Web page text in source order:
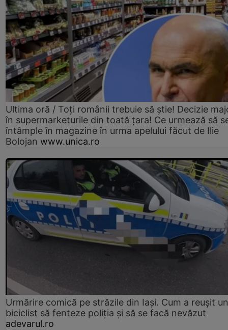
Ultima oră / Toți românii trebuie să știe! Decizie
în supermarketurile din toată țara! Ce urmează să
întâmple în magazine în urma apelului făcut de Ilie
Bolojan www.unica.ro
Urmărire comică pe străzile din Iași. Cum a reușit un
biciclist să fenteze poliția și să se facă nevăzut
adevarul.ro